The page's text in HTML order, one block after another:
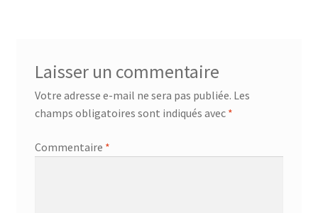
Laisser un commentaire
Votre adresse e-mail ne sera pas publiée. Les
champs obligatoires sont indiqués avec *
Commentaire *